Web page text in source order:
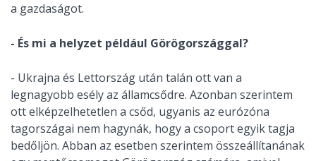
a gazdaságot.
- És mi a helyzet például Görögországgal?
- Ukrajna és Lettország után talán ott van a
legnagyobb esély az államcsődre. Azonban szerintem
ott elképzelhetetlen a csőd, ugyanis az eurózóna
tagországai nem hagynák, hogy a csoport egyik tagja
bedőljön. Abban az esetben szerintem összeállítanának